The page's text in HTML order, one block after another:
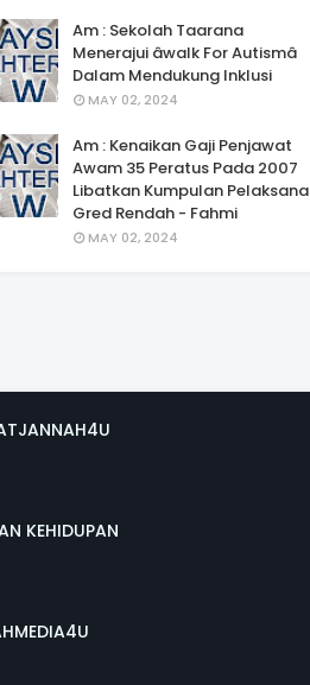
Am : Sekolah Taarana
Menerajui âwalk For Autismâ
Dalam Mendukung Inklusi
MAY 02, 2024
Am : Kenaikan Gaji Penjawat
Awam 35 Peratus Pada 2007
Libatkan Kumpulan Pelaksana
Gred Rendah - Fahmi
MAY 02, 2024
KEHIDUPAN